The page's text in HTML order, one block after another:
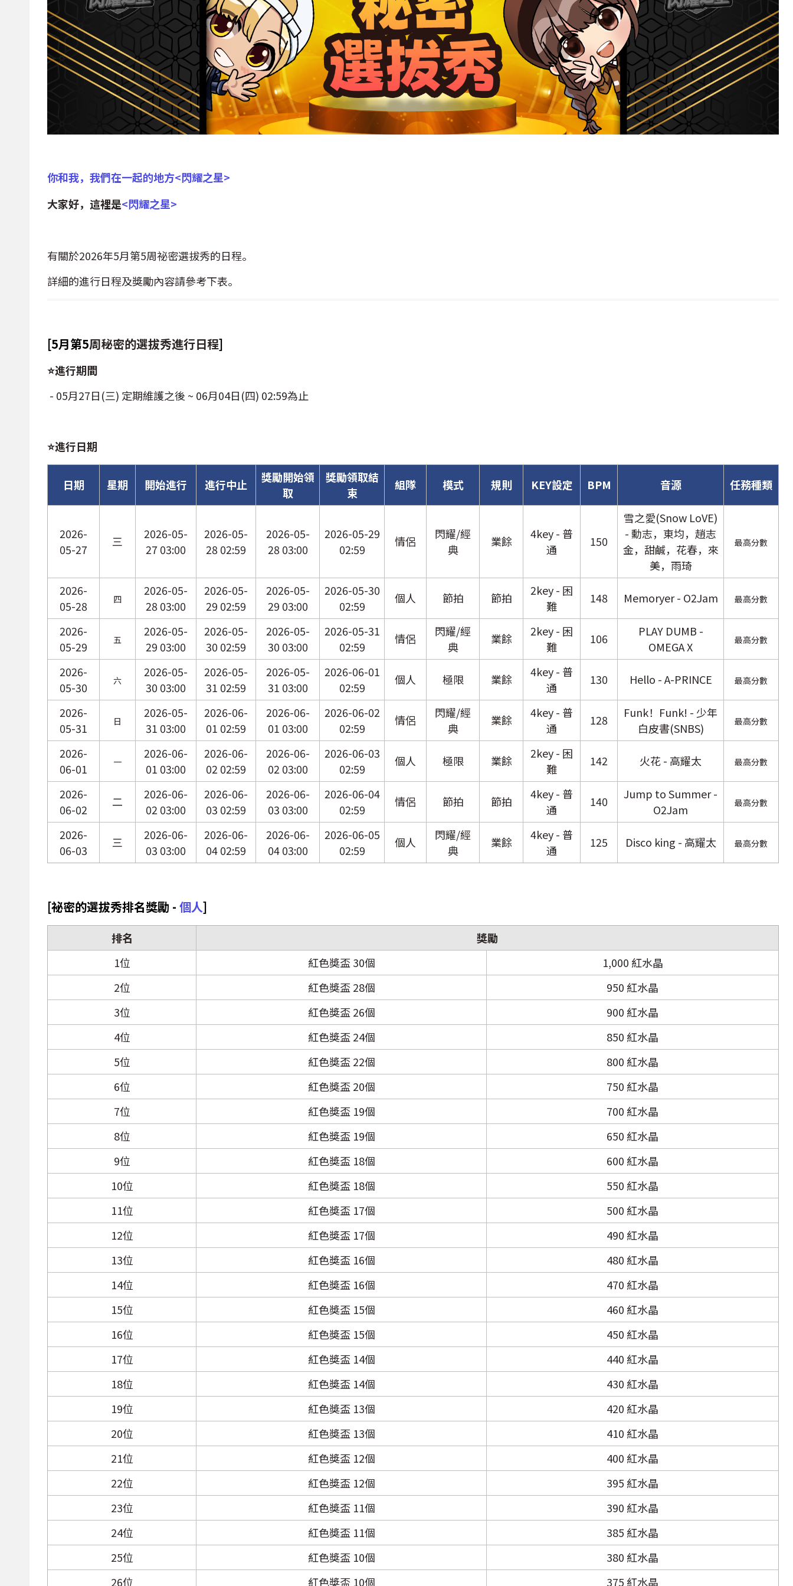
你和我，我們在一起的地方<閃耀之星>
大家好，這裡是<閃耀之星>
有關於2026年5月第5周祕密選拔秀的日程。
詳細的進行日程及獎勵內容請參考下表。
[5月第5周秘密的選拔秀進行日程]
⭐進行期間
- 05月27日(三) 定期維護之後 ~ 06月04日(四) 02:59為止
⭐進行日期
日期 星期 開始進行 進行中止
獎勵開始領
取
獎勵領取結
束
組隊 模式 規則 KEY設定 BPM 音源 任務種類
2026-
05-27
三
2026-05-
27 03:00
2026-05-
28 02:59
2026-05-
28 03:00
2026-05-29
02:59
情侶
閃耀/經
典
業餘
4key - 普
通
150
雪之愛(Snow LoVE)
- 勳志，東均，趙志
金，甜鹹，花春，來
美，雨琦
最高分數
2026-
05-28
四
2026-05-
28 03:00
2026-05-
29 02:59
2026-05-
29 03:00
2026-05-30
02:59
個人 節拍 節拍
2key - 困
難
148 Memoryer - O2Jam 最高分數
2026-
05-29
五
2026-05-
29 03:00
2026-05-
30 02:59
2026-05-
30 03:00
2026-05-31
02:59
情侶
閃耀/經
典
業餘
2key - 困
難
106
PLAY DUMB -
OMEGA X
最高分數
2026-
05-30
六
2026-05-
30 03:00
2026-05-
31 02:59
2026-05-
31 03:00
2026-06-01
02:59
個人 極限 業餘
4key - 普
通
130 Hello - A-PRINCE 最高分數
2026-
05-31
日
2026-05-
31 03:00
2026-06-
01 02:59
2026-06-
01 03:00
2026-06-02
02:59
情侶
閃耀/經
典
業餘
4key - 普
通
128
Funk！Funk! - 少年
白皮書(SNBS)
最高分數
2026-
06-01
一
2026-06-
01 03:00
2026-06-
02 02:59
2026-06-
02 03:00
2026-06-03
02:59
個人 極限 業餘
2key - 困
難
142 火花 - 高耀太 最高分數
2026-
06-02
二
2026-06-
02 03:00
2026-06-
03 02:59
2026-06-
03 03:00
2026-06-04
02:59
情侶 節拍 節拍
4key - 普
通
140
Jump to Summer -
O2Jam
最高分數
2026-
06-03
三
2026-06-
03 03:00
2026-06-
04 02:59
2026-06-
04 03:00
2026-06-05
02:59
個人
閃耀/經
典
業餘
4key - 普
通
125 Disco king - 高耀太 最高分數
[祕密的選拔秀排名獎勵 - 個人]
排名
獎勵
1位
紅色獎盃 30個
1,000 紅水晶
2位
紅色獎盃 28個
950 紅水晶
3位
紅色獎盃 26個
900 紅水晶
4位
紅色獎盃 24個
850 紅水晶
5位
紅色獎盃 22個
800 紅水晶
6位
紅色獎盃 20個
750 紅水晶
7位
紅色獎盃 19個
700 紅水晶
8位
紅色獎盃 19個
650 紅水晶
9位
紅色獎盃 18個
600 紅水晶
10位
紅色獎盃 18個
550 紅水晶
11位
紅色獎盃 17個
500 紅水晶
12位
紅色獎盃 17個
490 紅水晶
13位
紅色獎盃 16個
480 紅水晶
14位
紅色獎盃 16個
470 紅水晶
15位
紅色獎盃 15個
460 紅水晶
16位
紅色獎盃 15個
450 紅水晶
17位
紅色獎盃 14個
440 紅水晶
18位
紅色獎盃 14個
430 紅水晶
19位
紅色獎盃 13個
420 紅水晶
20位
紅色獎盃 13個
410 紅水晶
21位
紅色獎盃 12個
400 紅水晶
22位
紅色獎盃 12個
395 紅水晶
23位
紅色獎盃 11個
390 紅水晶
24位
紅色獎盃 11個
385 紅水晶
25位
紅色獎盃 10個
380 紅水晶
26位
紅色獎盃 10個 375 紅水晶